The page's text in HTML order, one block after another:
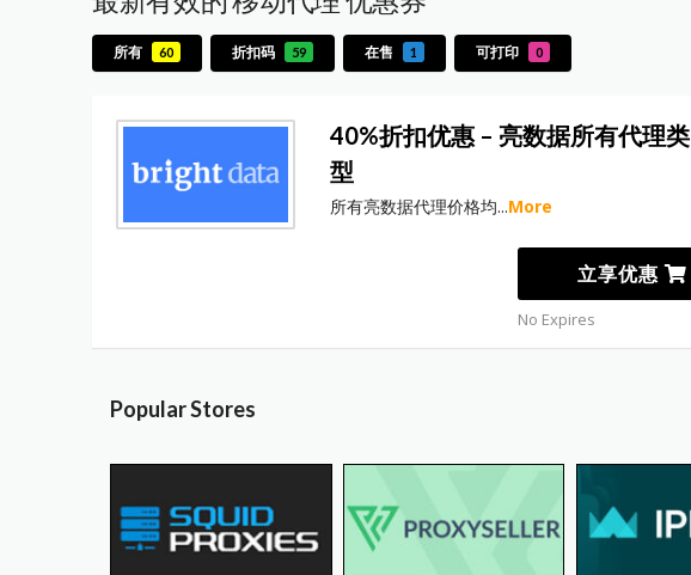
所有 60 折扣码 59 在售 1 可打印 0
40%折扣优惠 – 亮数据所有代理类
型
所有亮数据代理价格均...More
立享优惠
No Expires
Popular Stores